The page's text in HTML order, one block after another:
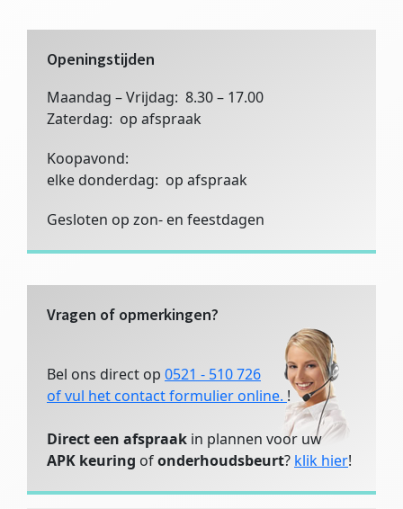
Openingstijden
Maandag – Vrijdag: 8.30 – 17.00
Zaterdag: op afspraak
Koopavond:
elke donderdag: op afspraak
Gesloten op zon- en feestdagen
Vragen of opmerkingen?
Bel ons direct op 0521 - 510 726
of vul het contact formulier online. !
Direct een afspraak in plannen voor uw
APK keuring ofonderhoudsbeurt? klik hier!